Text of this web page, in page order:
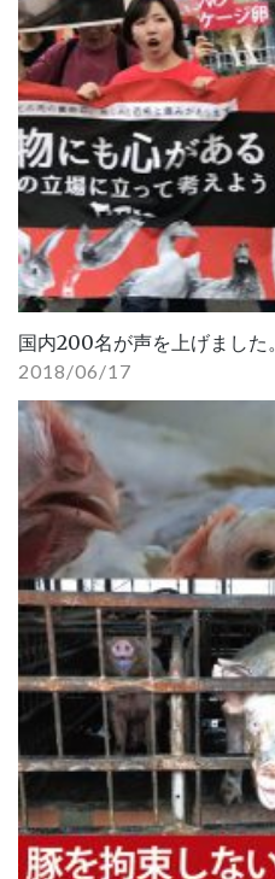
国内200名が声を上げました
2018/06/17